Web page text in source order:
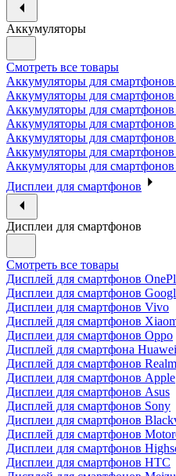
Аккумуляторы
Смотреть все товары
Аккумуляторы для
Аккумуляторы для смартфонов
Аккумуляторы для
Аккумуляторы для
Аккумуляторы для
Аккумуляторы для
Аккумуляторы для
Дисплеи для смартфонов
Дисплеи для смартфонов
Смотреть все товары
Дисплей для смартфонов
Дисплеи для смартфонов
Дисплеи для смартфонов Vivo
Дисплей для смартфонов
Дисплеи для смартфонов Oppo
Дисплей для смартфона Huawei
Дисплей для смартфонов
Дисплеи для смартфонов Apple
Дисплеи для смартфонов Asus
Дисплей для смартфонов Sony
Дисплеи для смартфонов
Дисплей для смартфонов
Дисплеи для смартфонов
Дисплеи для смартфонов HTC